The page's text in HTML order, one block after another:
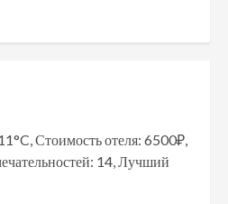
Стоимость отеля: 6500₽,
14, Лучший